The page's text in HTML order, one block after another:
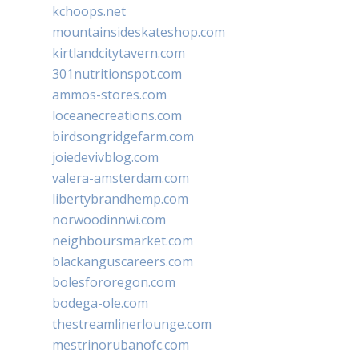
kchoops.net
mountainsideskateshop.com
kirtlandcitytavern.com
301nutritionspot.com
ammos-stores.com
loceanecreations.com
birdsongridgefarm.com
joiedevivblog.com
valera-amsterdam.com
libertybrandhemp.com
norwoodinnwi.com
neighboursmarket.com
blackanguscareers.com
bolesfororegon.com
bodega-ole.com
thestreamlinerlounge.com
mestrinorubanofc.com